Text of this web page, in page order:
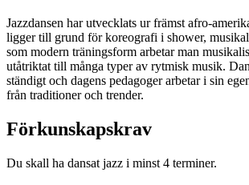
Jazzdansen har utvecklats ur främst afro-
ligger till grund för koreografi i shower,
som modern träningsform arbetar man
utåtriktat till många typer av rytmisk musik.
ständigt och dagens pedagoger arbetar i sin
från traditioner och trender.
Förkunskapskrav
Du skall ha dansat jazz i minst 4 terminer.